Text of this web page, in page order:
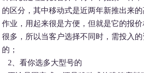
的区分，其中移动式是近两年新推出来
作业，用起来很是方便，但就是它的报
很多，所以当客户选择不同时，需投入
的；
2、看你选多大型号的